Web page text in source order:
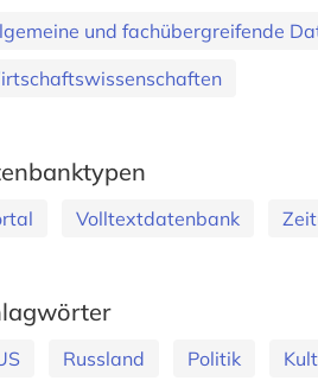
und fachübergreifende
Volltextdatenbank
Russland Politik